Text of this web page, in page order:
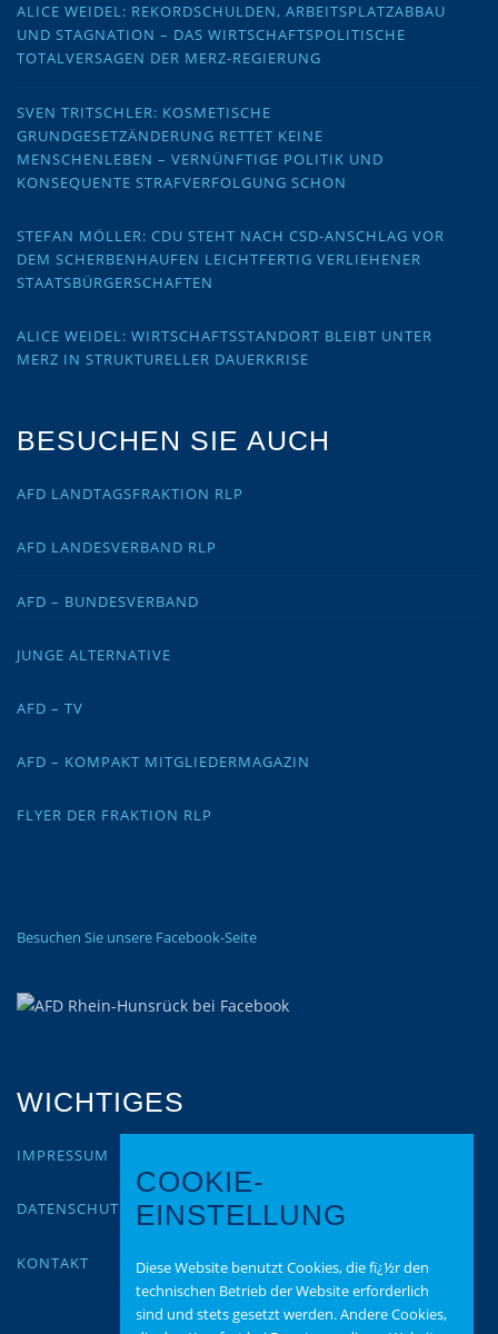
ALICE WEIDEL: REKORDSCHULDEN, ARBEITSPLATZABBAU
UND STAGNATION – DAS WIRTSCHAFTSPOLITISCHE
TOTALVERSAGEN DER MERZ-REGIERUNG
SVEN TRITSCHLER: KOSMETISCHE
GRUNDGESETZÄNDERUNG RETTET KEINE
MENSCHENLEBEN – VERNÜNFTIGE POLITIK UND
KONSEQUENTE STRAFVERFOLGUNG SCHON
STEFAN MÖLLER: CDU STEHT NACH CSD-ANSCHLAG VOR
DEM SCHERBENHAUFEN LEICHTFERTIG VERLIEHENER
STAATSBÜRGERSCHAFTEN
ALICE WEIDEL: WIRTSCHAFTSSTANDORT BLEIBT UNTER
MERZ IN STRUKTURELLER DAUERKRISE
BESUCHEN SIE AUCH
AFD LANDTAGSFRAKTION RLP
AFD LANDESVERBAND RLP
AFD – BUNDESVERBAND
JUNGE ALTERNATIVE
AFD – TV
AFD – KOMPAKT MITGLIEDERMAGAZIN
FLYER DER FRAKTION RLP
Besuchen Sie unsere Facebook-Seite
WICHTIGES
IMPRESSUM
DATENSCHUTZ
KONTAKT
COOKIE-
EINSTELLUNG
Diese Website benutzt Cookies, die fï¿½r den
technischen Betrieb der Website erforderlich
sind und stets gesetzt werden. Andere Cookies,